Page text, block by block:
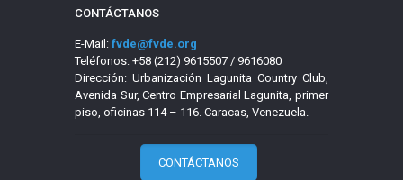
CONTÁCTANOS
E-Mail: fvde@fvde.org
Teléfonos: +58 (212) 9615507 / 9616080
Dirección: Urbanización Lagunita Country Club,
Avenida Sur, Centro Empresarial Lagunita, primer
piso, oficinas 114 – 116. Caracas, Venezuela.
CONTÁCTANOS